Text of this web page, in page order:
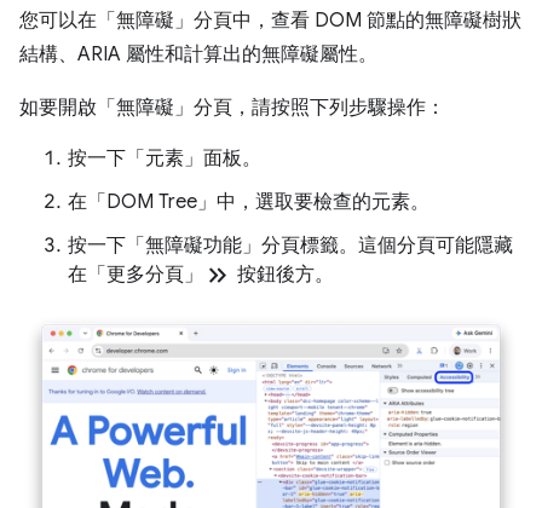
您可以在「無障礙」 分頁中，查看 DOM 節點的無障礙樹狀
結構、ARIA 屬性和計算出的無障礙屬性。
如要開啟「無障礙」 分頁，請按照下列步驟操作：
按一下「元素」 面板。
在「DOM Tree」 中，選取要檢查的元素。
按一下「無障礙功能」 分頁標籤。這個分頁可能隱藏
在「更多分頁」
keyboard_double_arrow_right 按鈕後方。